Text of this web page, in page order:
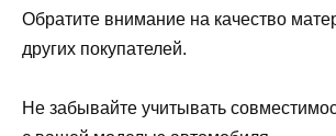
Обратите внимание на качество
других покупателей.
Не забывайте учитывать